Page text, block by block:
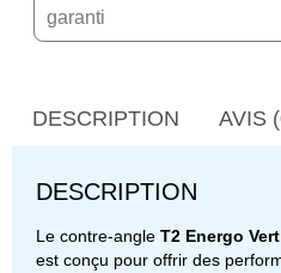
garanti
DESCRIPTION AVIS
DESCRIPTION
Le contre-angle T2 Energo
est conçu pour offrir des